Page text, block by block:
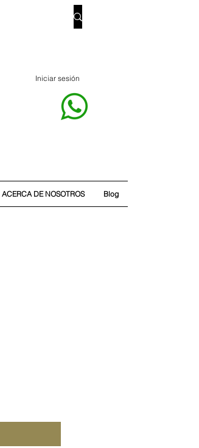
Iniciar sesión
ACERCA DE NOSOTROS Blog